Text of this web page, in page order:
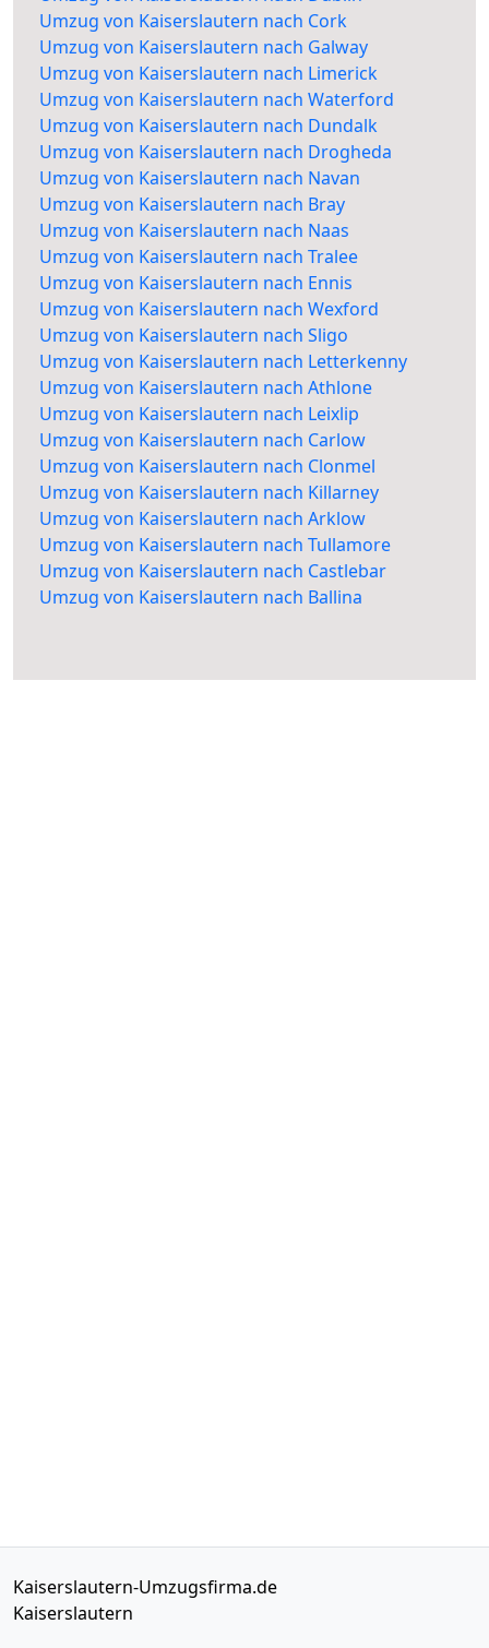
Umzug von Kaiserslautern nach Cork
Umzug von Kaiserslautern nach Galway
Umzug von Kaiserslautern nach Limerick
Umzug von Kaiserslautern nach Waterford
Umzug von Kaiserslautern nach Dundalk
Umzug von Kaiserslautern nach Drogheda
Umzug von Kaiserslautern nach Navan
Umzug von Kaiserslautern nach Bray
Umzug von Kaiserslautern nach Naas
Umzug von Kaiserslautern nach Tralee
Umzug von Kaiserslautern nach Ennis
Umzug von Kaiserslautern nach Wexford
Umzug von Kaiserslautern nach Sligo
Umzug von Kaiserslautern nach Letterkenny
Umzug von Kaiserslautern nach Athlone
Umzug von Kaiserslautern nach Leixlip
Umzug von Kaiserslautern nach Carlow
Umzug von Kaiserslautern nach Clonmel
Umzug von Kaiserslautern nach Killarney
Umzug von Kaiserslautern nach Arklow
Umzug von Kaiserslautern nach Tullamore
Umzug von Kaiserslautern nach Castlebar
Umzug von Kaiserslautern nach Ballina
Kaiserslautern-Umzugsfirma.de
Kaiserslautern